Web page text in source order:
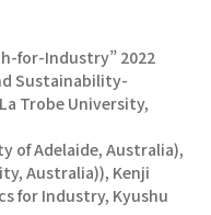
for-Industry” 2022
Sustainability-
Trobe University,
of Adelaide, Australia),
Australia)), Kenji
for Industry, Kyushu